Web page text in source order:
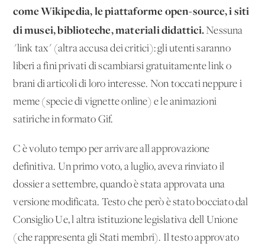
come Wikipedia, le piattaforme open-source, i siti
di musei, biblioteche, materiali didattici.Nessuna
"link tax" (altra accusa dei critici): gli utenti saranno
liberi a fini privati di scambiarsi gratuitamente link o
brani di articoli di loro interesse. Non toccati neppure i
meme (specie di vignette online) e le animazioni
satiriche in formato Gif.
C'è voluto tempo per arrivare all'approvazione
definitiva. Un primo voto, a luglio, aveva rinviato il
dossier a settembre, quando è stata approvata una
versione modificata. Testo che però è stato bocciato dal
Consiglio Ue, l'altra istituzione legislativa dell'Unione
(che rappresenta gli Stati membri). Il testo approvato